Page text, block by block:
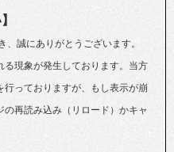
誠にありがとうございます。
現象が発生しております。当方
っておりますが、もし表示が崩
再読み込み（リロード）かキャ